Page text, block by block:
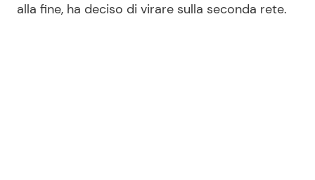
Contattaci
alla fine, ha deciso di virare sulla seconda rete.